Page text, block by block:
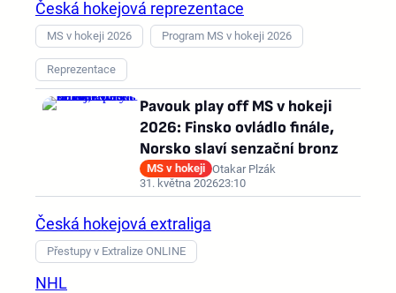
Česká hokejová reprezentace
MS v hokeji 2026 Program MS v hokeji 2026
Reprezentace
Pavouk play off MS v hokeji
2026: Finsko ovládlo finále,
Norsko slaví senzační bronz
MS v hokeji Otakar Plzák
31. května 202623:10
Česká hokejová extraliga
Přestupy v Extralize ONLINE
NHL